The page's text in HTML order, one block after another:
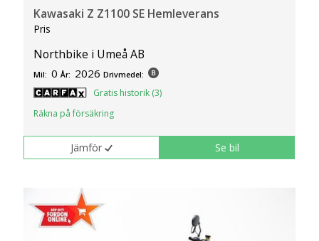
Kawasaki Z Z1100 SE Hemleverans
Pris
Northbike i Umeå AB
Mil: 0 År: 2026 Drivmedel:
Gratis historik (3)
Räkna på försäkring
Jämför Se bil